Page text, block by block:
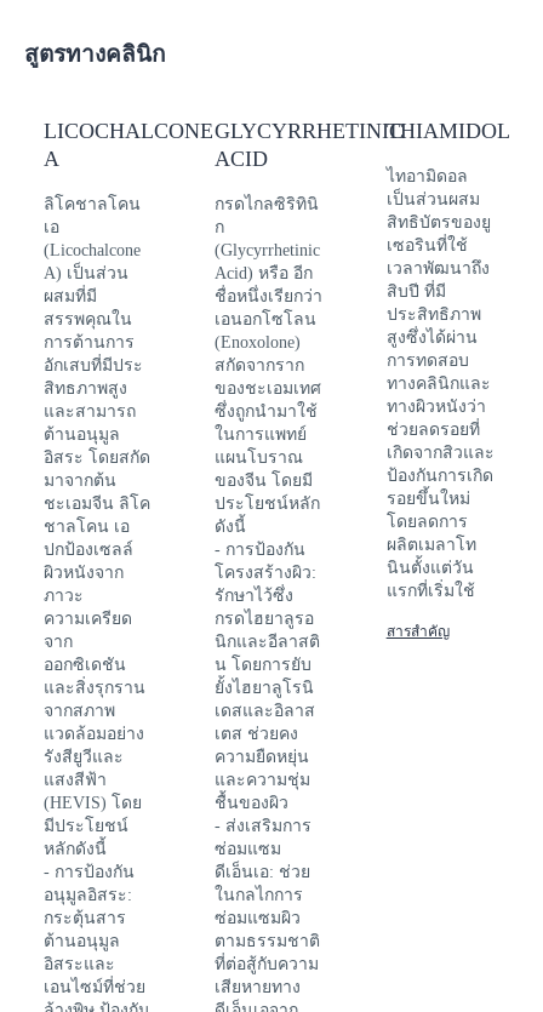
• เหมาะกับการใช้ก่อนแต่งหน้า
และควรทาซ้ำเป็นประจำเมื่อทำกิจกรรมกลางแจ้งหรือหลังว่าย
• การใช้ผลิตภัณฑ์เครื่องสำอางที่มีสารป้องกัน แสงแดดเป็นเพียง
วิธีหนึ่งที่จะช่วยลดความเสี่ยงจากอันตราย
จากแสงแดด
• อ่านวิธีใช้ให้ละเอียดและปฏิบัติตามอย่าง เคร่งครัด
• หากใช้แล้วมีความผิดปกติใดๆเกิดขึ้นต้อง หยุดใช้และปรึกษา
แพทย์หรือเภสัชกร
• ควรใช้ผลิตภัณฑ์ที่มีส่วนประกอบของTHIAMODOL ไม่เกิน 4
ครั้งต่อวัน
สูตรทางคลินิก
LICOCHALCONE
A
ลิโคชาลโคน
เอ
(Licochalcone
A) เป็นส่วน
ผสมที่มี
สรรพคุณใน
การต้านการ
อักเสบที่มีประ
สิทธภาพสูง
และสามารถ
ต้านอนุมูล
อิสระ โดยสกัด
มาจากต้น
ชะเอมจีน ลิโค
ชาลโคน เอ
ปกป้องเซลล์
ผิวหนังจาก
ภาวะ
ความเครียด
จาก
ออกซิเดชัน
และสิ่งรุกราน
จากสภาพ
แวดล้อมอย่าง
รังสียูวีและ
แสงสีฟ้า
(HEVIS) โดย
มีประโยชน์
หลักดังนี้
- การป้องกัน
อนุมูลอิสระ:
กระตุ้นสาร
ต้านอนุมูล
อิสระและ
เอนไซม์ที่ช่วย
GLYCYRRHETINIC
ACID
กรดไกลซิริทินิ
ก
(Glycyrrhetinic
Acid) หรือ อีก
ชื่อหนึ่งเรียกว่า
เอนอกโซโลน
(Enoxolone)
สกัดจากราก
ของชะเอมเทศ
ซึ่งถูกนำมาใช้
ในการแพทย์
แผนโบราณ
ของจีน โดยมี
ประโยชน์หลัก
ดังนี้
- การป้องกัน
โครงสร้างผิว:
รักษาไว้ซึ่ง
กรดไฮยาลูรอ
นิกและอีลาสติ
น โดยการยับ
ยั้งไฮยาลูโรนิ
เดสและอิลาส
เตส ช่วยคง
ความยืดหยุ่น
และความชุ่ม
ชื้นของผิว
- ส่งเสริมการ
ซ่อมแซม
ดีเอ็นเอ: ช่วย
ในกลไกการ
ซ่อมแซมผิว
ตามธรรมชาติ
ที่ต่อสู้กับความ
เสียหายทาง
THIAMIDOL
ไทอามิดอล
เป็นส่วนผสม
สิทธิบัตรของยู
เซอรินที่ใช้
เวลาพัฒนาถึง
สิบปี ที่มี
ประสิทธิภาพ
สูงซึ่งได้ผ่าน
การทดสอบ
ทางคลินิกและ
ทางผิวหนังว่า
ช่วยลดรอยที่
เกิดจากสิวและ
ป้องกันการเกิด
รอยขึ้นใหม่
โดยลดการ
ผลิตเมลาโท
นินตั้งแต่วัน
แรกที่เริ่มใช้
สารสำคัญ